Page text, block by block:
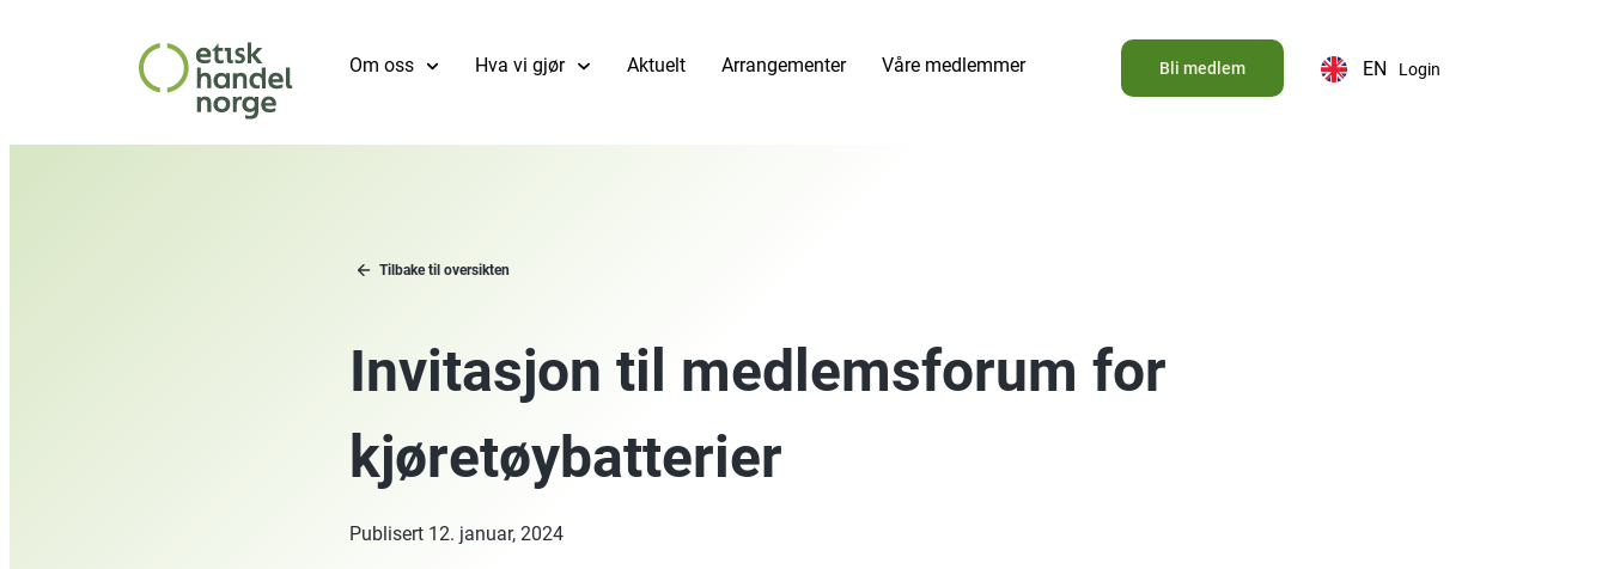
Om oss Hva vi gjør Aktuelt Arrangementer Våre medlemmer EN Login
Bli medlem
Tilbake til oversikten
Invitasjon til medlemsforum for
kjøretøybatterier
Publisert 12. januar, 2024